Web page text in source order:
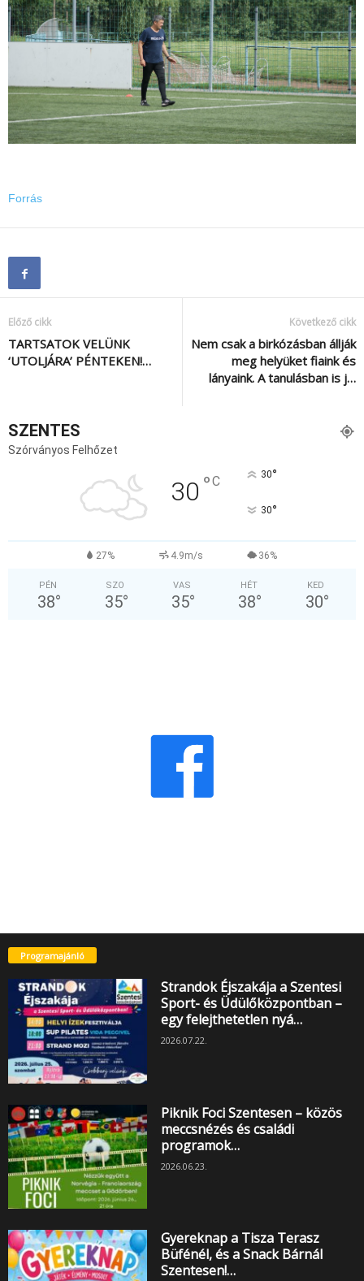
Forrás
Előző cikk
TARTSATOK VELÜNK
‘UTOLJÁRA’ PÉNTEKEN!…
Következő cikk
Nem csak a birkózásban állják
meg helyüket fiaink és
lányaink. A tanulásban is j…
SZENTES
Szórványos Felhőzet
30 °C 30°
30°
27% 4.9m/s 36%
PÉN
38°
SZO
35°
VAS
35°
HÉT
38°
KED
30°
Programajánló
Strandok Éjszakája a Szentesi
Sport- és Üdülőközpontban –
egy felejthetetlen nyá…
2026.07.22.
Piknik Foci Szentesen – közös
meccsnézés és családi
programok…
2026.06.23.
Gyereknap a Tisza Terasz
Büfénél, és a Snack Bárnál
Szentesen!…